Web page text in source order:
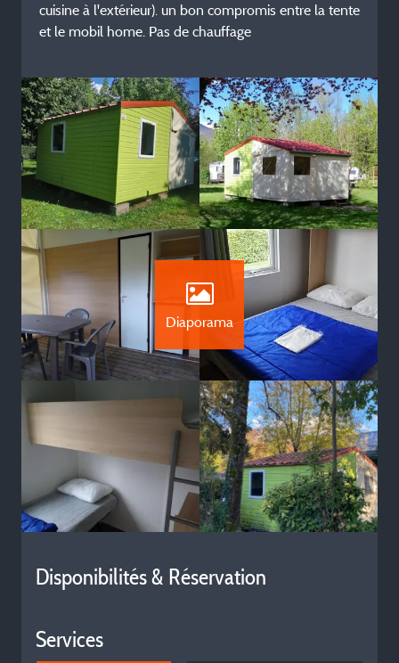
cuisine à l'extérieur). un bon compromis entre la tente
et le mobil home. Pas de chauffage
Diaporama
Disponibilités & Réservation
Services